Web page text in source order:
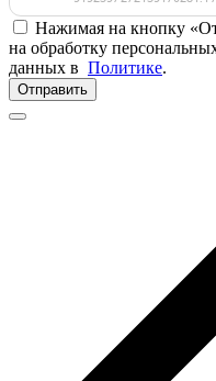
Нажимая на кнопку
на обработку
данных в Политике.
Отправить